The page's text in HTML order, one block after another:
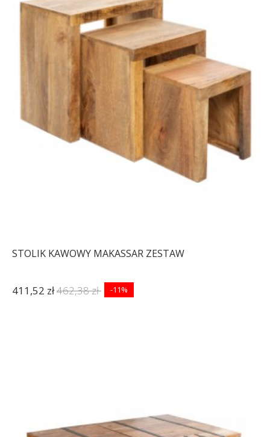
STOLIK KAWOWY MAKASSAR ZESTAW
411,52 zł462,38 zł -11%